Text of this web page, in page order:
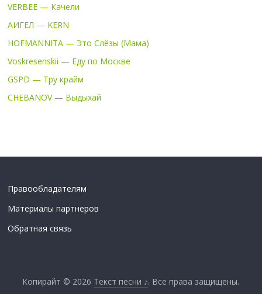
VERBEE — Качели
АИГЕЛ — KERN
HOFMANNITA — Это Слёзы (Мама)
Voskresenskii — Еду по Москве
GSPD — Тру крайм
CHEBANOV — Выдыхай
Правообладателям
Материалы партнеров
Обратная связь
Копирайт © 2026 Текст песни ♪. Все права защищены.